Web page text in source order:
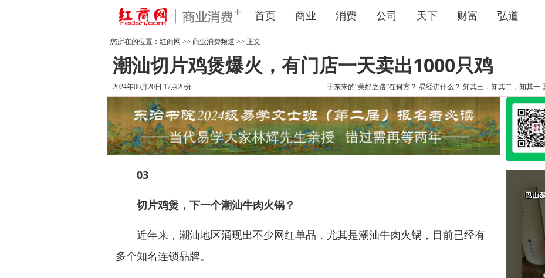
首页 商业 消费 公司 天下 财富 弘道
您所在的位置： 红商网 >> 商业消费频道 >> 正文
潮汕切片鸡煲爆火，有门店一天卖出1000只鸡
2024年06月20日 17点20分 于东来的“美好之路”在何方？ 易经讲什么？ 知其三，知其二，知其一
03
切片鸡煲，下一个潮汕牛肉火锅？
近年来，潮汕地区涌现出不少网红单品，尤其是潮汕牛肉火锅，目前已经有
多个知名连锁品牌。